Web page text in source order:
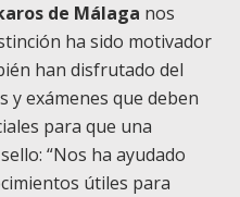
de Málaga nos
ha sido motivador
han disfrutado del
y exámenes que deben
para que una
“Nos ha ayudado
útiles para